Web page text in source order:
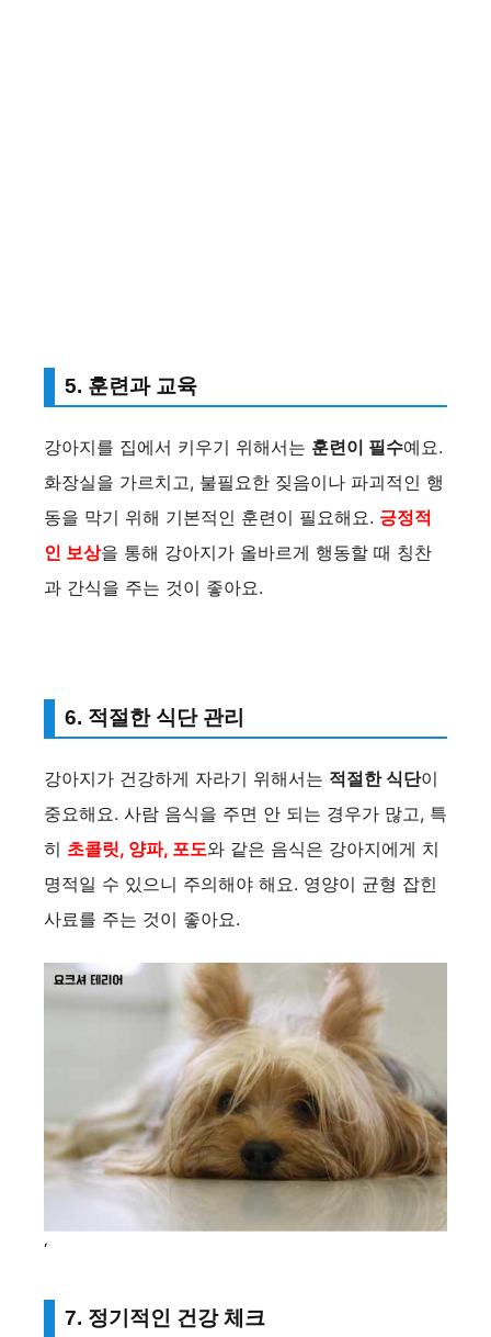
5. 훈련과 교육
강아지를 집에서 키우기 위해서는 훈련이 필수예요.
화장실을 가르치고, 불필요한 짖음이나 파괴적인 행
동을 막기 위해 기본적인 훈련이 필요해요. 긍정적
인 보상을 통해 강아지가 올바르게 행동할 때 칭찬
과 간식을 주는 것이 좋아요.
6. 적절한 식단 관리
강아지가 건강하게 자라기 위해서는 적절한 식단이
중요해요. 사람 음식을 주면 안 되는 경우가 많고, 특
히 초콜릿, 양파, 포도와 같은 음식은 강아지에게 치
명적일 수 있으니 주의해야 해요. 영양이 균형 잡힌
사료를 주는 것이 좋아요.
‘
7. 정기적인 건강 체크